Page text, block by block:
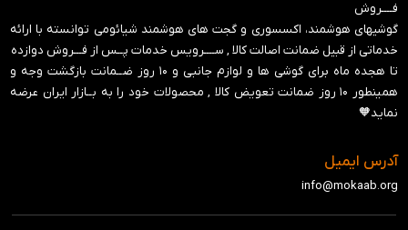
فــــروش
گوشیهای هوشمند، اکسسوری و گجت های هوشمند شیائومی توانسته با ارائه
خدماتی از قبیل ضمانت اصالت کالا , ســــرویس خدمات پــس از فـــروش دوازده
تا هجده ماه برای گوشی ها و لوازم جانبی و ‍۱۰ روز ضــمانت بازگشت وجه و
همینطور ۱۰ روز ضمانت تعویض کالا , محصولات خود را به بــازار ایران عرضه
نماید🧡
آدرس ایمیل
info@mokaab.org